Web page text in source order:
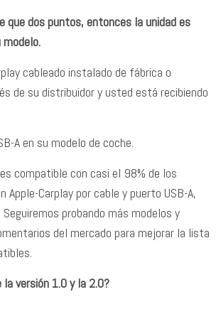
que dos puntos, entonces la unidad es
cableado instalado de fábrica o
de su distribuidor y usted está recibiendo
A en su modelo de coche.
compatible con casi el 98% de los
Apple-Carplay por cable y puerto USB-A,
probando más modelos y
del mercado para mejorar la lista
versión 1.0 y la 2.0?